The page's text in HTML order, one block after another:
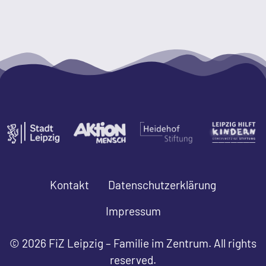
Kontakt
Datenschutzerklärung
Impressum
© 2026 FiZ Leipzig – Familie im Zentrum. All rights
reserved.